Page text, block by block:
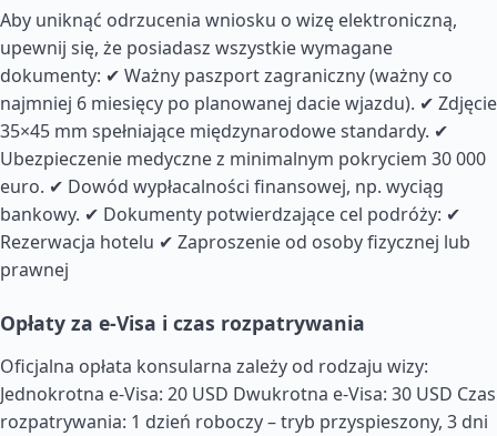
Aby uniknąć odrzucenia wniosku o wizę elektroniczną,
upewnij się, że posiadasz wszystkie wymagane
dokumenty: ✔ Ważny paszport zagraniczny (ważny co
najmniej 6 miesięcy po planowanej dacie wjazdu). ✔ Zdjęcie
35×45 mm spełniające międzynarodowe standardy. ✔
Ubezpieczenie medyczne z minimalnym pokryciem 30 000
euro. ✔ Dowód wypłacalności finansowej, np. wyciąg
bankowy. ✔ Dokumenty potwierdzające cel podróży: ✔
Rezerwacja hotelu ✔ Zaproszenie od osoby fizycznej lub
prawnej
Opłaty za e-Visa i czas rozpatrywania
Oficjalna opłata konsularna zależy od rodzaju wizy:
Jednokrotna e-Visa: 20 USD Dwukrotna e-Visa: 30 USD Czas
rozpatrywania: 1 dzień roboczy – tryb przyspieszony, 3 dni